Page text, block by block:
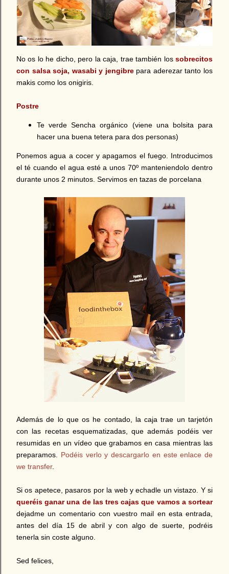
No os lo he dicho, pero la caja, trae también los sobrecitos
con salsa soja, wasabi y jengibrepara aderezar tanto los
makis como los onigiris.
Postre
Te verde Sencha orgánico (viene una bolsita para
hacer una buena tetera para dos personas)
Ponemos agua a cocer y apagamos el fuego. Introducimos
el té cuando el agua esté a unos 70º manteniendolo dentro
durante unos 2 minutos. Servimos en tazas de porcelana
Además de lo que os he contado, la caja trae un tarjetón
con las recetas esquematizadas, que además podéis ver
resumidas en un vídeo que grabamos en casa mientras las
preparamos. Podéis verlo y descargarlo en este enlace de
we transfer.
Si os apetece, pasaros por la web y echadle un vistazo. Y si
queréis ganar una de las tres cajas que vamos a sortear
dejadme un comentario con vuestro mail en esta entrada,
antes del día 15 de abril y con algo de suerte, podréis
tenerla sin coste alguno.
Sed felices,